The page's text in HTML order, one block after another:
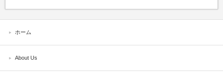
ホーム
About Us